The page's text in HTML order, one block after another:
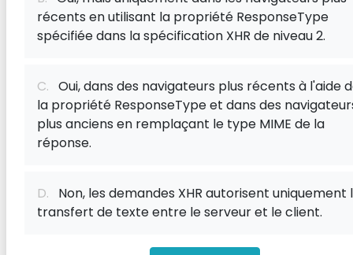
récents en utilisant la propriété ResponseType
spécifiée dans la spécification XHR de niveau 2.
C. Oui, dans des navigateurs plus récents à l'aide
la propriété ResponseType et dans des
plus anciens en remplaçant le type MIME de la
réponse.
D. Non, les demandes XHR autorisent uniquement
transfert de texte entre le serveur et le client.